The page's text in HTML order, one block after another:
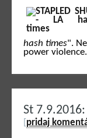
hash times".
power violence.
St
pridaj